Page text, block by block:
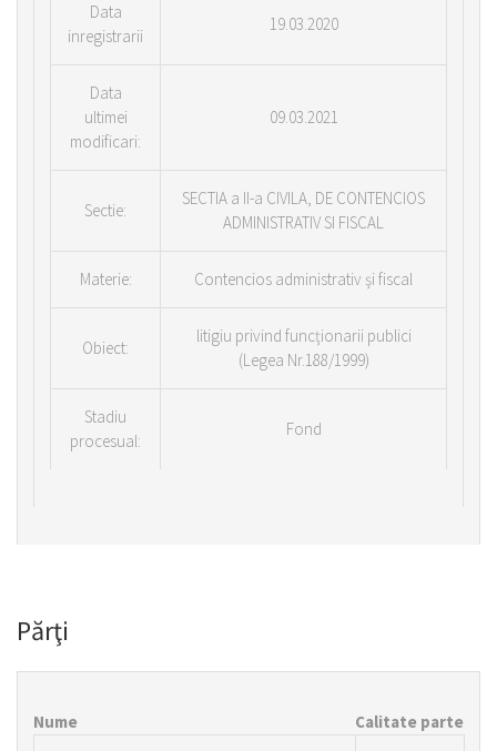
Data
inregistrarii
19.03.2020
Data
ultimei
modificari:
09.03.2021
Sectie:
SECTIA a II-a CIVILA, DE CONTENCIOS
ADMINISTRATIV SI FISCAL
Materie: Contencios administrativ şi fiscal
Obiect:
litigiu privind funcţionarii publici
(Legea Nr.188/1999)
Stadiu
procesual:
Fond
Părţi
Nume
Calitate parte